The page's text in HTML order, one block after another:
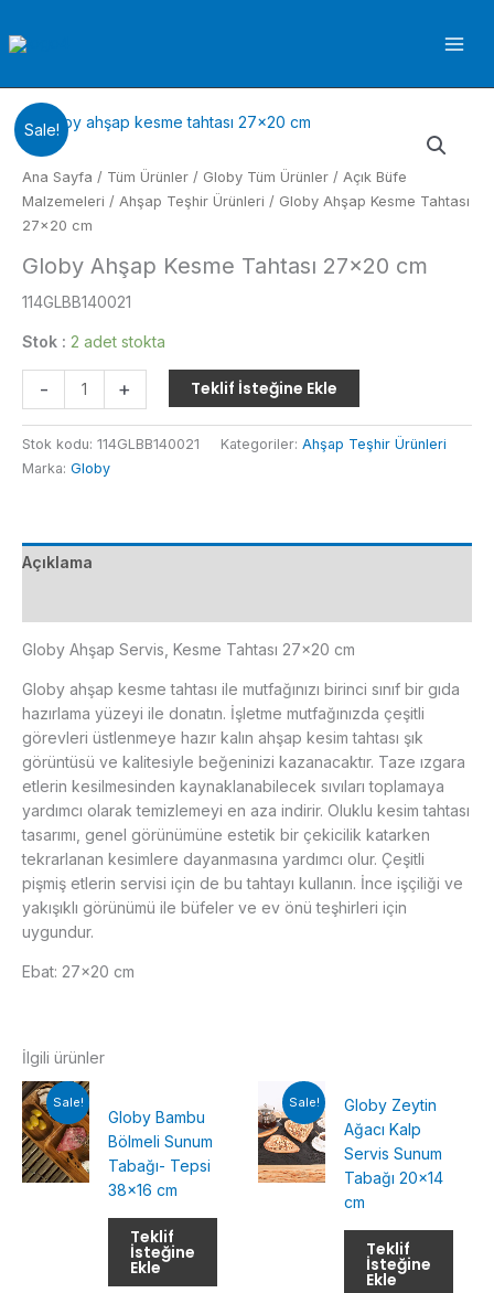
atla
Sale!
Ana Sayfa / Tüm Ürünler / Globy Tüm Ürünler / Açık Büfe
Malzemeleri / Ahşap Teşhir Ürünleri / Globy Ahşap Kesme Tahtası
27×20 cm
Globy Ahşap Kesme Tahtası 27×20 cm
114GLBB140021
Stok : 2 adet stokta
-
Ahşap
Kesme
Tahtası
27x20
+ Teklif İsteğine Ekle
Stok kodu: 114GLBB140021 Kategoriler: Ahşap Teşhir Ürünleri
Marka: Globy
Açıklama
Globy Ahşap Servis, Kesme Tahtası 27×20 cm
Globy ahşap kesme tahtası ile mutfağınızı birinci sınıf bir gıda
hazırlama yüzeyi ile donatın. İşletme mutfağınızda çeşitli
görevleri üstlenmeye hazır kalın ahşap kesim tahtası şık
görüntüsü ve kalitesiyle beğeninizi kazanacaktır. Taze ızgara
etlerin kesilmesinden kaynaklanabilecek sıvıları toplamaya
yardımcı olarak temizlemeyi en aza indirir. Oluklu kesim tahtası
tasarımı, genel görünümüne estetik bir çekicilik katarken
tekrarlanan kesimlere dayanmasına yardımcı olur. Çeşitli
pişmiş etlerin servisi için de bu tahtayı kullanın. İnce işçiliği ve
yakışıklı görünümü ile büfeler ve ev önü teşhirleri için
uygundur.
Ebat: 27×20 cm
İlgili ürünler
Sale!
Globy Bambu
Bölmeli Sunum
Tabağı- Tepsi
38×16 cm
Teklif
İsteğine
Ekle
Sale!
Globy Zeytin
Ağacı Kalp
Servis Sunum
Tabağı 20×14
cm
Teklif
İsteğine
Ekle